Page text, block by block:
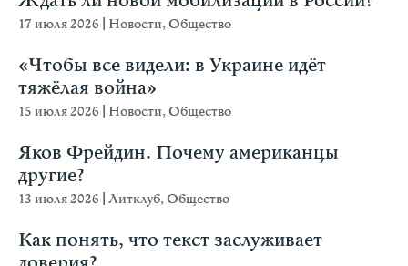
17 июля 2026 Новости,Общество
«Чтобы все видели: в Украине идёт
тяжёлая война»
15 июля 2026 Новости,Общество
Яков Фрейдин. Почему американцы
другие?
13 июля 2026 Литклуб,Общество
Как понять, что текст заслуживает